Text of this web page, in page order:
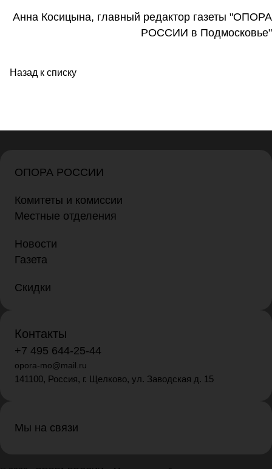
Анна Косицына, главный редактор газеты "ОПОРА
РОССИИ в Подмосковье"
Назад к списку
ОПОРА РОССИИ
Комитеты и комиссии
Местные отделения
Новости
Газета
Скидки
Контакты
+7 495 644-25-44
opora-mo@mail.ru
141100, Россия, г. Щелково, ул. Заводская д. 15
Мы на связи